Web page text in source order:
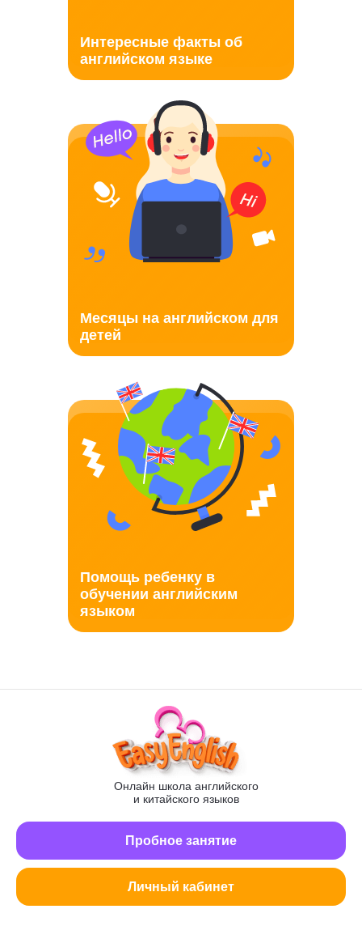
Интересные факты об
английском языке
Месяцы на английском для
детей
Помощь ребенку в
обучении английским
языком
Онлайн школа английского
и китайского языков
Пробное занятие
Личный кабинет